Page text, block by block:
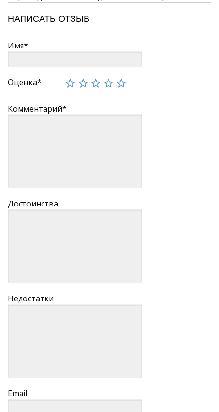
НАПИСАТЬ ОТЗЫВ
Имя*
Оценка*
Комментарий*
Достоинства
Недостатки
Email